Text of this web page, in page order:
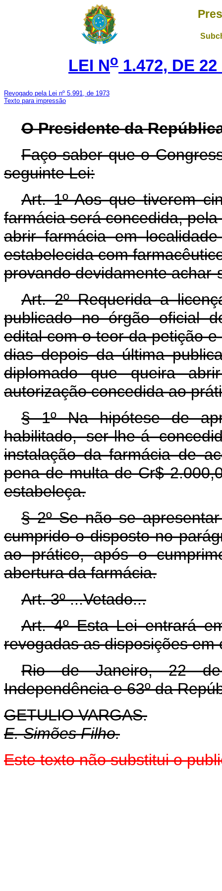
LEI No 1.472, DE
Revogado pela Lei nº 5.991, de 1973
Texto para impressão
O Presidente da
Faço saber que o
seguinte Lei:
Art. 1º Aos que tiverem
farmácia será concedida,
abrir farmácia em
estabelecida com
provando devidamente
Art. 2º Requerida a
publicado no órgão oficial
edital com o teor da petição
dias depois da última
diplomado que queira
autorização concedida ao
§ 1º Na hipótese de
habilitado, ser-lhe-á
instalação da farmácia de
pena de multa de Cr$
estabeleça.
§ 2º Se não se
cumprido o disposto no
ao prático, após o
abertura da farmácia.
Art. 3º ...Vetado...
Art. 4º Esta Lei entrará
revogadas as disposições em
Rio de Janeiro, 22
Independência e 63º da
GETULIO VARGAS.
E. Simões Filho.
Este texto não substitui o